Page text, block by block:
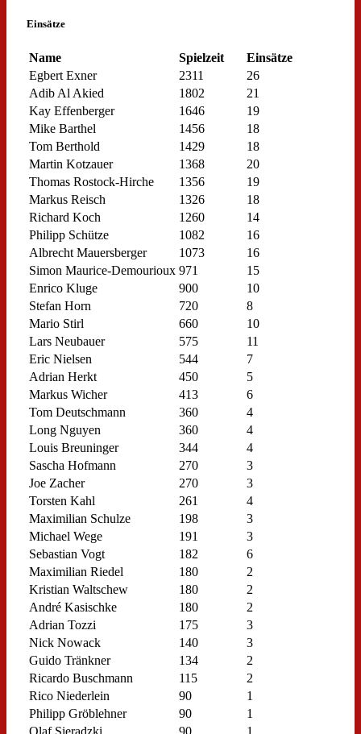
Einsätze
Name Spielzeit
Einsätze
Egbert Exner
2311
26
Adib Al Akied
1802
21
Kay Effenberger
1646
19
Mike Barthel
1456
18
Tom Berthold
1429
18
Martin Kotzauer
1368
20
Thomas Rostock-Hirche
1356
19
Markus Reisch
1326
18
Richard Koch
1260
14
Philipp Schütze
1082
16
Albrecht Mauersberger
1073
16
Simon Maurice-Demourioux 971
15
Enrico Kluge
900
10
Stefan Horn
720
8
Mario Stirl
660
10
Lars Neubauer
575
11
Eric Nielsen
544
7
Adrian Herkt
450
5
Markus Wicher
413
6
Tom Deutschmann
360
4
Long Nguyen
360
4
Louis Breuninger
344
4
Sascha Hofmann
270
3
Joe Zacher
270
3
Torsten Kahl
261
4
Maximilian Schulze
198
3
Michael Wege
191
3
Sebastian Vogt
182
6
Maximilian Riedel
180
2
Kristian Waltschew
180
2
André Kasischke
180
2
Adrian Tozzi
175
3
Nick Nowack
140
3
Guido Tränkner
134
2
Ricardo Buschmann
115
2
Rico Niederlein
90
1
Philipp Gröblehner
90
1
Olaf Sieradzki
90 1